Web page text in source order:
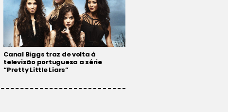
Canal Biggs traz de volta à
televisão portuguesa a série
“Pretty Little Liars”